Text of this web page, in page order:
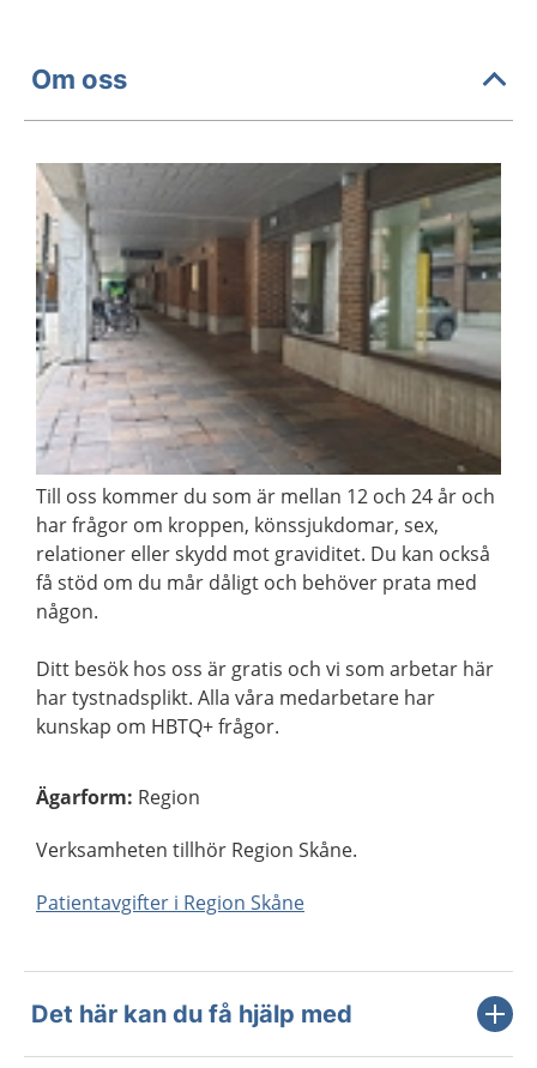
Om oss
Till oss kommer du som är mellan 12 och 24 år och
har frågor om kroppen, könssjukdomar, sex,
relationer eller skydd mot graviditet. Du kan också
få stöd om du mår dåligt och behöver prata med
någon.
Ditt besök hos oss är gratis och vi som arbetar här
har tystnadsplikt. Alla våra medarbetare har
kunskap om HBTQ+ frågor.
Ägarform: Region
Verksamheten tillhör Region Skåne.
Patientavgifter i Region Skåne
Det här kan du få hjälp med